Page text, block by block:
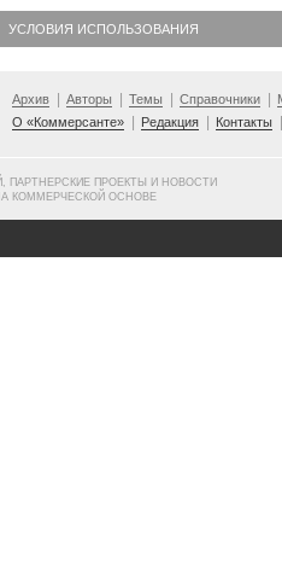
УСЛОВИЯ ИСПОЛЬЗОВАНИЯ
Архив Авторы Темы Справочники
О «Коммерсанте»
Редакция Контакты
ПАРТНЕРСКИЕ ПРОЕКТЫ И НОВОСТИ
КОММЕРЧЕСКОЙ ОСНОВЕ